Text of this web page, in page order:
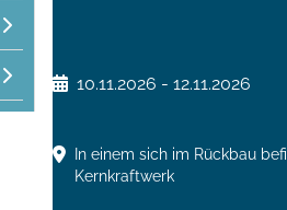
10.11.2026 - 12.11.2026
In einem sich im Rückbau
Kernkraftwerk